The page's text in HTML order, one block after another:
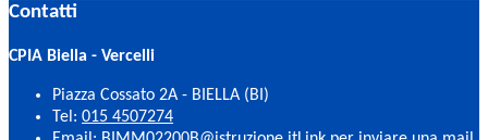
Contatti
CPIA Biella - Vercelli
Piazza Cossato 2A - BIELLA (BI)
Tel: 015 4507274